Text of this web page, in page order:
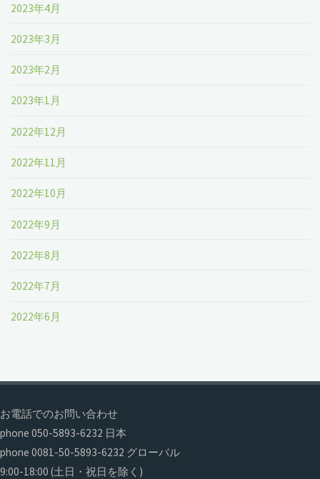
2023年4月
2023年3月
2023年2月
2023年1月
2022年12月
2022年11月
2022年10月
2022年9月
2022年8月
2022年7月
2022年6月
お電話でのお問い合わせ
phone 050-5893-6232 日本
phone 0081-50-5893-6232 グローバル
9:00-18:00 (土日・祝日を除く)